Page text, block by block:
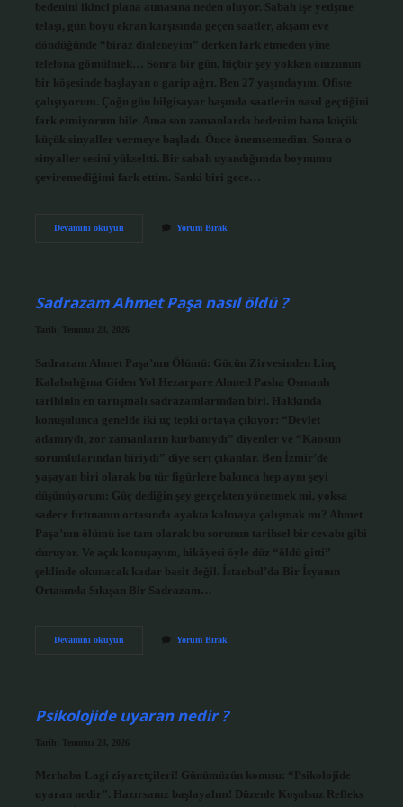
bedenini ikinci plana atmasına neden oluyor. Sabah işe yetişme
telaşı, gün boyu ekran karşısında geçen saatler, akşam eve
döndüğünde “biraz dinleneyim” derken fark etmeden yine
telefona gömülmek… Sonra bir gün, hiçbir şey yokken omzunun
bir köşesinde başlayan o garip ağrı. Ben 27 yaşındayım. Ofiste
çalışıyorum. Çoğu gün bilgisayar başında saatlerin nasıl geçtiğini
fark etmiyorum bile. Ama son zamanlarda bedenim bana küçük
küçük sinyaller vermeye başladı. Önce önemsemedim. Sonra o
sinyaller sesini yükseltti. Bir sabah uyandığımda boynumu
çeviremediğimi fark ettim. Sanki biri gece…
Devamını okuyunSinir
gelir
Yorum Bırak
Sadrazam Ahmet Paşa nasıl öldü ?
Tarih: Temmuz 28, 2026
Sadrazam Ahmet Paşa’nın Ölümü: Gücün Zirvesinden Linç
Kalabalığına Giden Yol Hezarpare Ahmed Pasha Osmanlı
tarihinin en tartışmalı sadrazamlarından biri. Hakkında
konuşulunca genelde iki uç tepki ortaya çıkıyor: “Devlet
adamıydı, zor zamanların kurbanıydı” diyenler ve “Kaosun
sorumlularından biriydi” diye sert çıkanlar. Ben İzmir’de
yaşayan biri olarak bu tür figürlere bakınca hep aynı şeyi
düşünüyorum: Güç dediğin şey gerçekten yönetmek mi, yoksa
sadece fırtınanın ortasında ayakta kalmaya çalışmak mı? Ahmet
Paşa’nın ölümü ise tam olarak bu sorunun tarihsel bir cevabı gibi
duruyor. Ve açık konuşayım, hikâyesi öyle düz “öldü gitti”
şeklinde okunacak kadar basit değil. İstanbul’da Bir İsyanın
Ortasında Sıkışan Bir Sadrazam…
Devamını okuyunSadrazam
Yorum Bırak
Psikolojide uyaran nedir ?
Tarih: Temmuz 28, 2026
Merhaba Lagi ziyaretçileri! Günümüzün konusu: “Psikolojide
uyaran nedir”. Hazırsanız başlayalım! Düzenle Koşulsuz Refleks